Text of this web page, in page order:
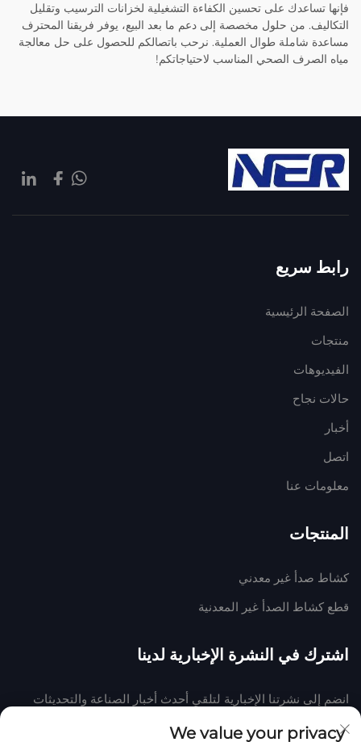
فإنها تساعدك على تحسين الكفاءة التشغيلية لخزانات الترسيب وتقليل
التكاليف. من حلول مخصصة إلى دعم ما بعد البيع، يوفر فريقنا المحترف
مساعدة شاملة طوال العملية. نرحب باتصالكم للحصول على حل معالجة
مياه الصرف الصحي المناسب لاحتياجاتكم!
رابط سريع
الصفحة الرئيسية
منتجات
الفيديوهات
حالات نجاح
أخبار
اتصل
معلومات عنا
المنتجات
كشاط صدأ غير معدني
قطع كشاط الصدأ غير المعدنية
اشترك في النشرة الإخبارية لدينا
انضم إلى نشرتنا الإخبارية لتلقي أحدث أخبار الصناعة والتحديثات
We value your privacy